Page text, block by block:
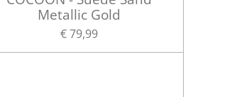
Metallic Gold
€ 79,99